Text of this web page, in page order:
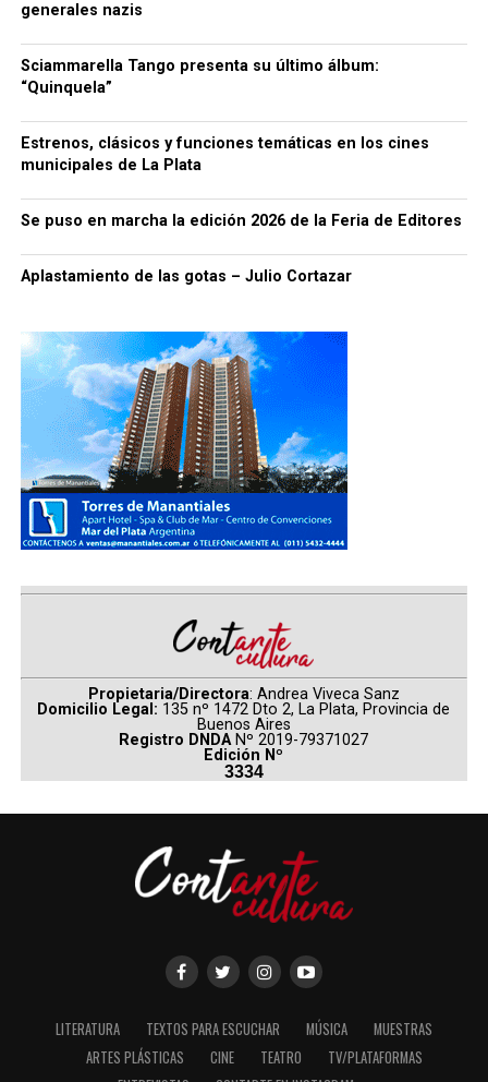
generales nazis
Sciammarella Tango presenta su último álbum:
“Quinquela”
Estrenos, clásicos y funciones temáticas en los cines
municipales de La Plata
Se puso en marcha la edición 2026 de la Feria de Editores
Aplastamiento de las gotas – Julio Cortazar
Propietaria/Directora: Andrea Viveca Sanz
Domicilio Legal: 135 nº 1472 Dto 2, La Plata, Provincia de
Buenos Aires
Registro DNDA Nº 2019-79371027
Edición Nº
3334
LITERATURA TEXTOS PARA ESCUCHAR MÚSICA
MUESTRAS
ARTES PLÁSTICAS
CINE TEATRO
TV/PLATAFORMAS